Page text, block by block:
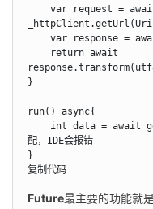
}
run() async{
配，IDE会报错
}
复制代码
Future最主要的功能就